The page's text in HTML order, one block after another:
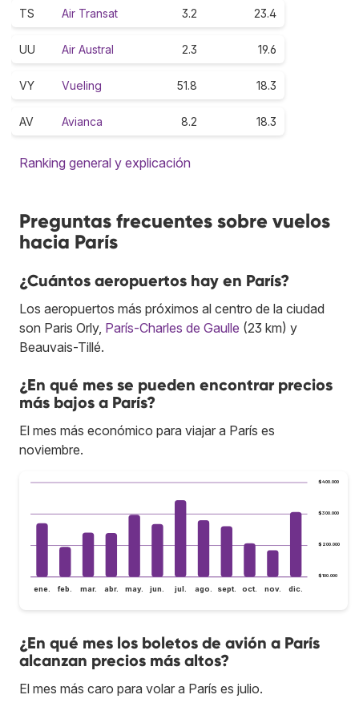
TS Air Transat 3.2 23.4
UU Air Austral 2.3 19.6
VY Vueling 51.8 18.3
AV Avianca 8.2 18.3
Ranking general y explicación
Preguntas frecuentes sobre vuelos
hacia París
¿Cuántos aeropuertos hay en París?
Los aeropuertos más próximos al centro de la ciudad
son Paris Orly, París-Charles de Gaulle (23 km) y
Beauvais-Tillé.
¿En qué mes se pueden encontrar precios
más bajos a París?
El mes más económico para viajar a París es
noviembre.
$100.000
$200.000
$300.000
$400.000
ene. feb. mar. abr. may. jun. jul. ago. sept. oct. nov. dic.
¿En qué mes los boletos de avión a París
alcanzan precios más altos?
El mes más caro para volar a París es julio.